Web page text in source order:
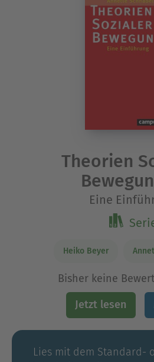
Theorien
Eine
Heiko Beyer
Bisher keine
Jetzt lesen
Lies mit dem Standard-